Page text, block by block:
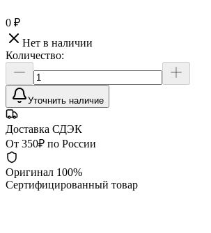
0 ₽
Нет в наличии
Количество:
Уточнить наличие
Доставка СДЭК
От 350₽ по России
Оригинал 100%
Сертифицированный товар